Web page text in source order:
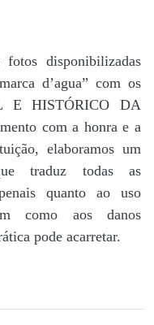
disponibilizadas
d’agua” com os
E HISTÓRICO DA
com a honra e a
elaboramos um
traduz todas as
quanto ao uso
como aos danos
pode acarretar.